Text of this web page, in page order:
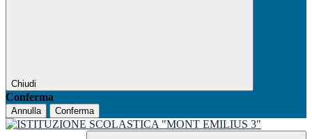
Chiudi
Conferma
Annulla Conferma